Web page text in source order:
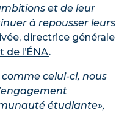
et de leur
à repousser leurs
directrice générale
de l’ÉNA.
celui-ci, nous
étudiante»,